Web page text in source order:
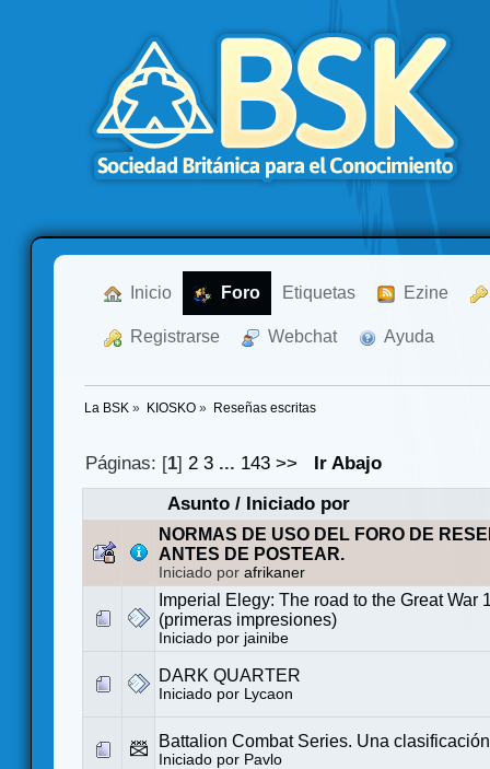
Inicio Foro Etiquetas Ezine
Registrarse Webchat Ayuda
La BSK » KIOSKO» Reseñas escritas
Páginas: [1]2 3 ... 143 >>
Ir Abajo
Asunto/ Iniciado por
NORMAS DE USO DEL FORO DE
ANTES DE POSTEAR.
Iniciado por afrikaner
Imperial Elegy: The road to the Great War
(primeras impresiones)
Iniciado por jainibe
DARK QUARTER
Iniciado por Lycaon
Battalion Combat Series. Una
Iniciado por Pavlo